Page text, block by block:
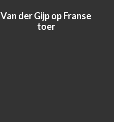
Van der Gijp op Franse
toer